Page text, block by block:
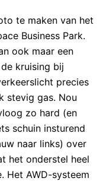
te maken van het
Business Park.
ook maar een
kruising bij
precies
stevig gas. Nou
zo hard (en
schuin insturend
naar links) over
het onderstel heel
Het AWD-systeem